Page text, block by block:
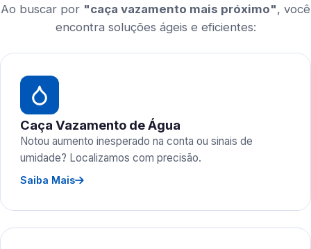
Ao buscar por "caça vazamento mais próximo", você
encontra soluções ágeis e eficientes:
Caça Vazamento de Água
Notou aumento inesperado na conta ou sinais de
umidade? Localizamos com precisão.
Saiba Mais